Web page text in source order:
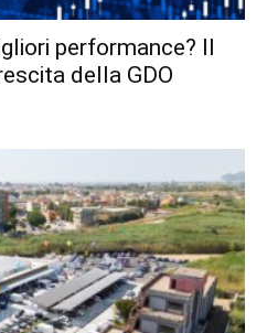
performance? Il
della GDO